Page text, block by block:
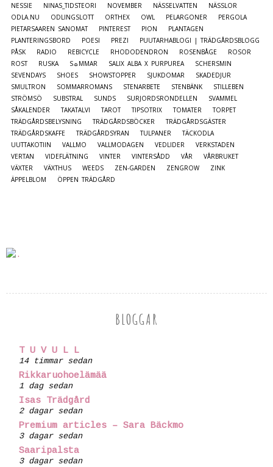
NESSIE
NINAS_TIDSTEORI NOVEMBER NÄSSELVATTEN
NÄSSLOR
ODLA.NU
ODLINGSLOTT ORTHEX OWL PELARGONER
PERGOLA
PIETARSAAREN SANOMAT
PINTEREST PION
PLANTAGEN
PLANTERINGSBORD
POESI PREZI
PUUTARHABLOGI | TRÄDGÅRDSBLOGG
PÅSK
RADIO REBICYCLE RHODODENDRON ROSENBÅGE
ROSOR
ROST
RUSKA S☼MMAR SALIX ALBA X PURPUREA
SCHERSMIN
SEVENDAYS
SHOES SHOWSTOPPER SJUKDOMAR
SKADEDJUR
SMULTRON
SOMMARROMANS STENARBETE STENBÄNK
STILLEBEN
STRÖMSÖ
SUBSTRAL SUNDS SURJORDSRONDELLEN
SVAMMEL
SÅKALENDER
TAKATALVI TAROT TIPSOTRIX TOMATER
TORPET
TRÄDGÅRDSBELYSNING
TRÄDGÅRDSBÖCKER
TRÄDGÅRDSGÄSTER
TRÄDGÅRDSKAFFE
TRÄDGÅRDSYRAN TULPANER
TÄCKODLA
UUTTAKOTIIN
VALLMO VALLMODAGEN VEDLIDER
VERKSTADEN
VERTAN
VIDEFLÄTNING VINTER VINTERSÅDD VÅR
VÅRBRUKET
VÄXTER
VÄXTHUS WEEDS ZEN-GARDEN ZENGROW
ZINK
ÄPPELBLOM
ÖPPEN TRÄDGÅRD
BLOGGAR
T U V U L L
14 timmar sedan
Rikkaruohoelämää
1 dag sedan
Isas Trädgård
2 dagar sedan
Premium articles – Sara Bäckmo
3 dagar sedan
Saaripalsta
3 dagar sedan